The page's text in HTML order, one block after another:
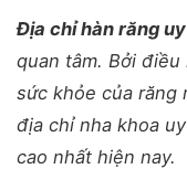
Địa chỉ hàn răng
quan tâm. Bởi
sức khỏe của răng
địa chỉ nha khoa
cao nhất hiện nay.